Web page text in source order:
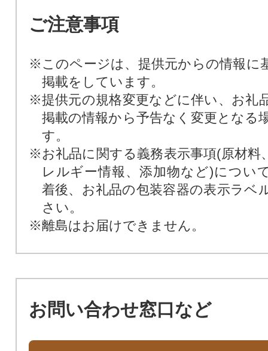
ご注意事項
※このページは、提供元からの情報に
掲載をしています。
※提供元の規格変更などに伴い、お礼
掲載の情報から予告なく変更となる
す。
※お礼品に関する義務表示事項(原材料
レルギー情報、添加物など)につい
着後、お礼品の包装容器の表示ラベ
さい。
※離島はお届けできません。
お問い合わせ窓口など